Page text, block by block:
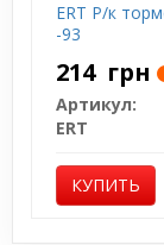
ERT Р/к
-93
214 грн
Артикул:
ERT
КУПИТЬ